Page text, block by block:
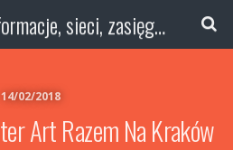
gsm.biz.pl - informacje, sieci, zasięg technologie
14/02/2018
Art Razem Na Kraków